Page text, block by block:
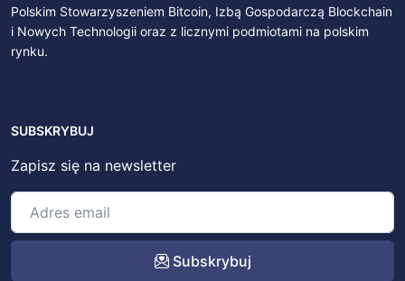
Polskim Stowarzyszeniem Bitcoin, Izbą Gospodarczą Blockchain
i Nowych Technologii oraz z licznymi podmiotami na polskim
rynku.
SUBSKRYBUJ
Zapisz się na newsletter
Subskrybuj